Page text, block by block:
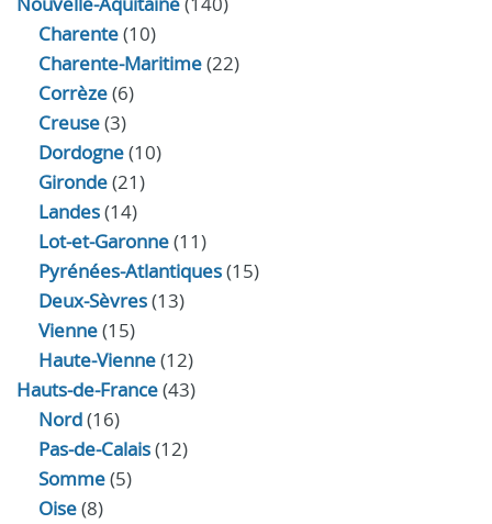
Charente(10)
Charente-Maritime(22)
Corrèze(6)
Creuse(3)
Dordogne(10)
Gironde(21)
Landes(14)
Lot-et-Garonne(11)
Pyrénées-Atlantiques(15)
Deux-Sèvres(13)
Vienne(15)
Haute-Vienne(12)
Hauts-de-France(43)
Nord(16)
Pas-de-Calais(12)
Somme(5)
Oise(8)